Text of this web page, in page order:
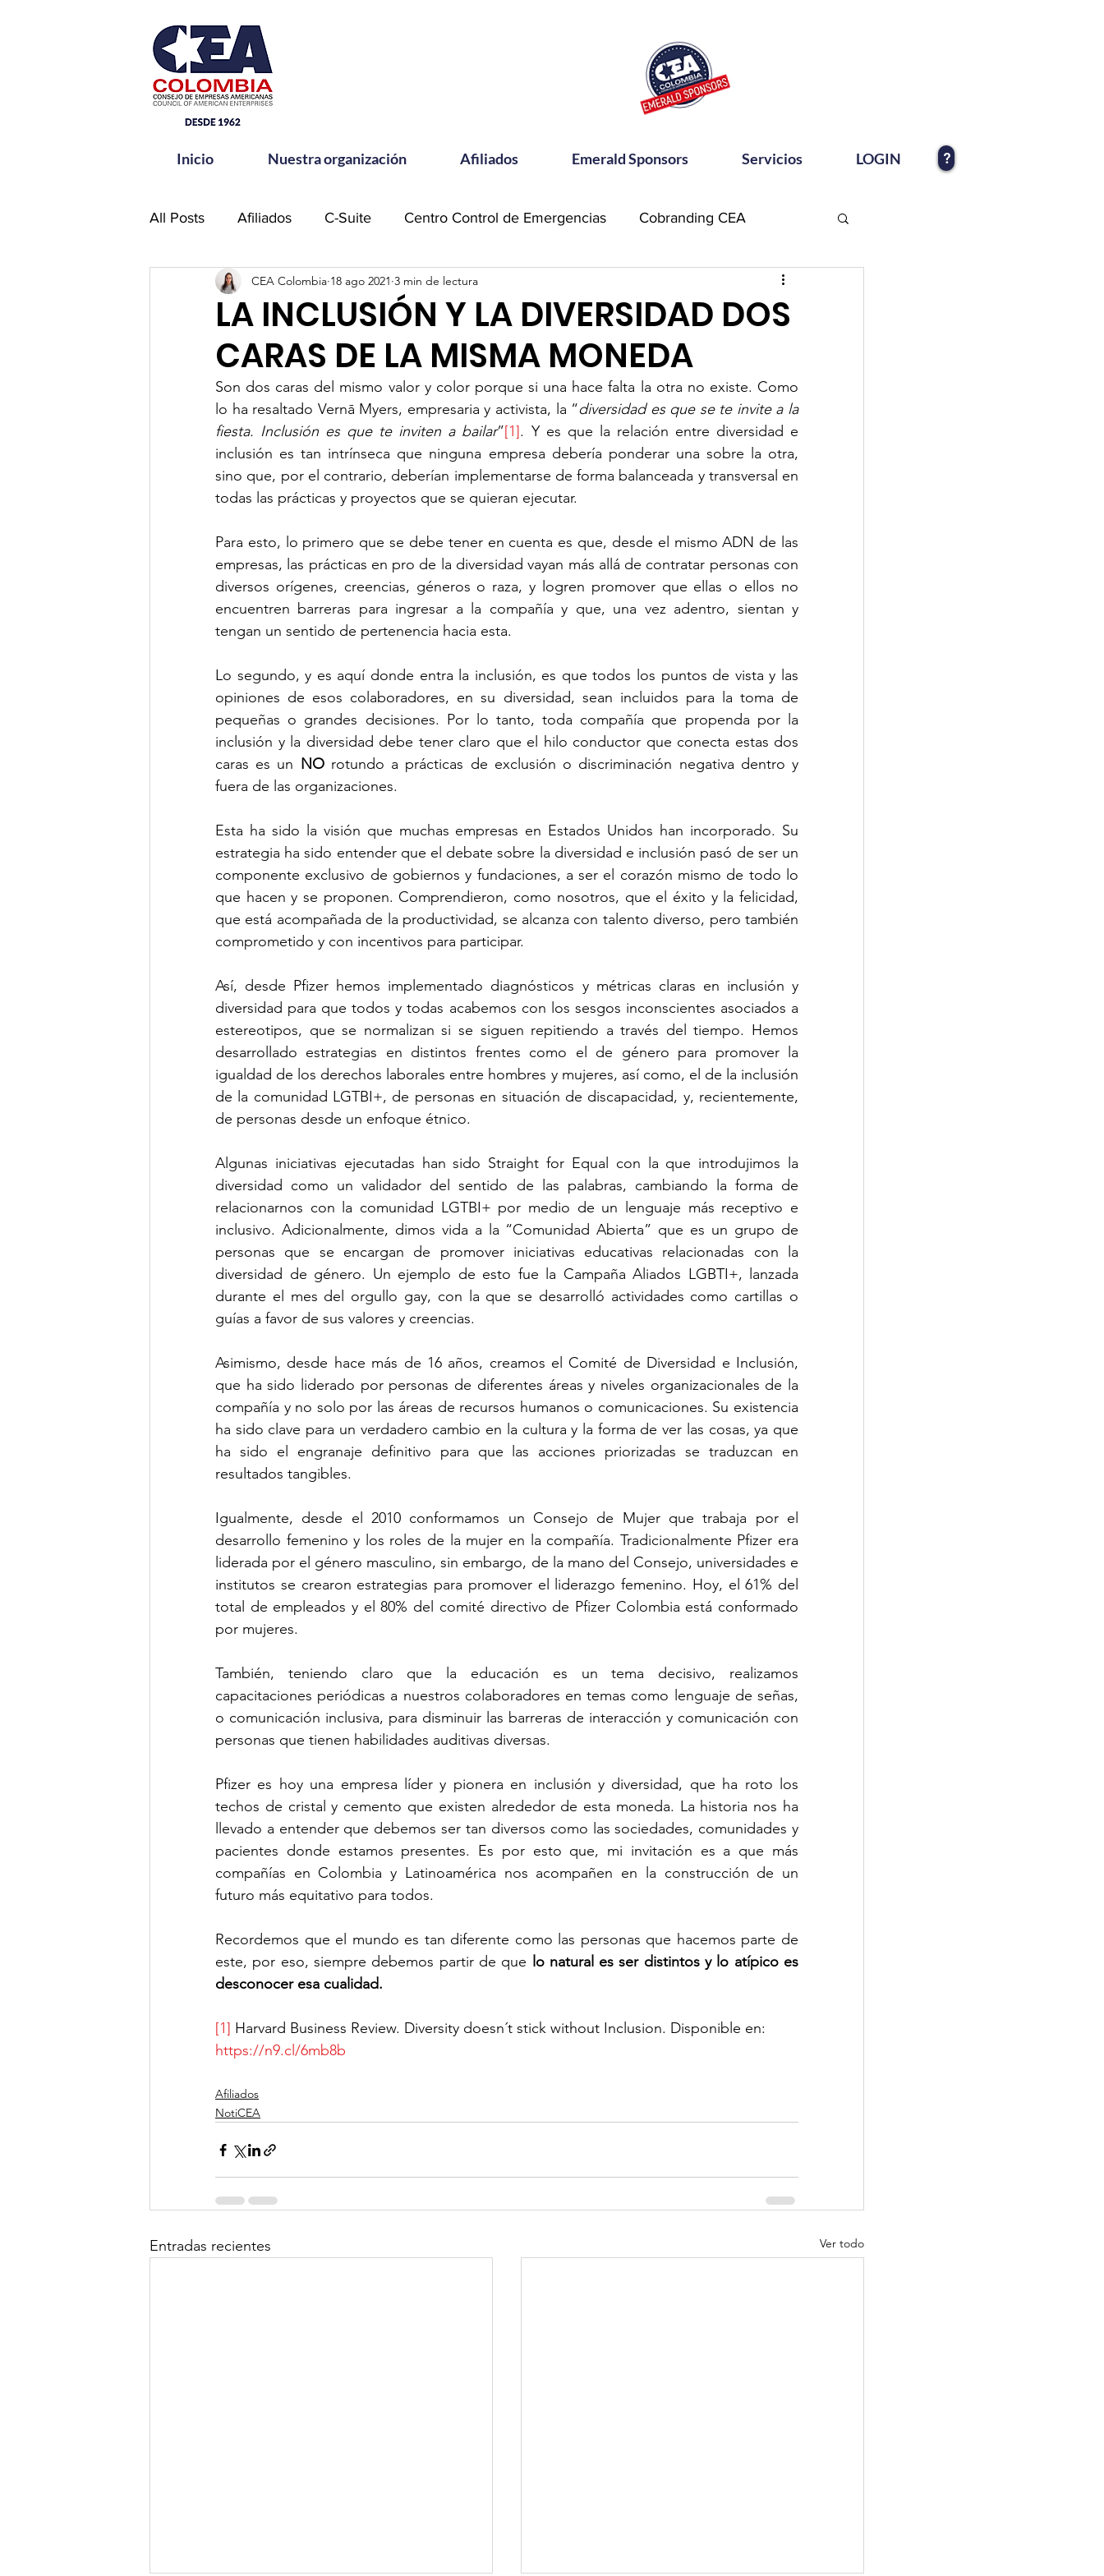
Inicio Nuestra organización Afiliados Emerald Sponsors Servicios LOGIN ?
All Posts Afiliados C-Suite Centro Control de Emergencias Cobranding CEA
Comité de Seguridad CEA-OSAC Community Meets
Hands for Change Networking CEA Power Talks Reconocimientos
Clima de Negocios Gestión de talento humano Sostenibilidad Seguridad Corporativa
OSAC NotiCEA
LA INCLUSIÓN Y LA DIVERSIDAD DOS
CARAS DE LA MISMA MONEDA
CEA Colombia 18 ago 2021 3 min de lectura
Son dos caras del mismo valor y color porque si una hace falta la otra no existe. Como
lo ha resaltado Vernā Myers, empresaria y activista, la “diversidad es que se te invite a la
fiesta. Inclusión es que te inviten a bailar”[1]. Y es que la relación entre diversidad e
inclusión es tan intrínseca que ninguna empresa debería ponderar una sobre la otra,
sino que, por el contrario, deberían implementarse de forma balanceada y transversal en
todas las prácticas y proyectos que se quieran ejecutar.
Para esto, lo primero que se debe tener en cuenta es que, desde el mismo ADN de las
empresas, las prácticas en pro de la diversidad vayan más allá de contratar personas con
diversos orígenes, creencias, géneros o raza, y logren promover que ellas o ellos no
encuentren barreras para ingresar a la compañía y que, una vez adentro, sientan y
tengan un sentido de pertenencia hacia esta.
Lo segundo, y es aquí donde entra la inclusión, es que todos los puntos de vista y las
opiniones de esos colaboradores, en su diversidad, sean incluidos para la toma de
pequeñas o grandes decisiones. Por lo tanto, toda compañía que propenda por la
inclusión y la diversidad debe tener claro que el hilo conductor que conecta estas dos
caras es un NO rotundo a prácticas de exclusión o discriminación negativa dentro y
fuera de las organizaciones.
Esta ha sido la visión que muchas empresas en Estados Unidos han incorporado. Su
estrategia ha sido entender que el debate sobre la diversidad e inclusión pasó de ser un
componente exclusivo de gobiernos y fundaciones, a ser el corazón mismo de todo lo
que hacen y se proponen. Comprendieron, como nosotros, que el éxito y la felicidad,
que está acompañada de la productividad, se alcanza con talento diverso, pero también
comprometido y con incentivos para participar.
Así, desde Pfizer hemos implementado diagnósticos y métricas claras en inclusión y
diversidad para que todos y todas acabemos con los sesgos inconscientes asociados a
estereotipos, que se normalizan si se siguen repitiendo a través del tiempo. Hemos
desarrollado estrategias en distintos frentes como el de género para promover la
igualdad de los derechos laborales entre hombres y mujeres, así como, el de la inclusión
de la comunidad LGTBI+, de personas en situación de discapacidad, y, recientemente,
de personas desde un enfoque étnico.
Algunas iniciativas ejecutadas han sido Straight for Equal con la que introdujimos la
diversidad como un validador del sentido de las palabras, cambiando la forma de
relacionarnos con la comunidad LGTBI+ por medio de un lenguaje más receptivo e
inclusivo. Adicionalmente, dimos vida a la “Comunidad Abierta” que es un grupo de
personas que se encargan de promover iniciativas educativas relacionadas con la
diversidad de género. Un ejemplo de esto fue la Campaña Aliados LGBTI+, lanzada
durante el mes del orgullo gay, con la que se desarrolló actividades como cartillas o
guías a favor de sus valores y creencias.
Asimismo, desde hace más de 16 años, creamos el Comité de Diversidad e Inclusión,
que ha sido liderado por personas de diferentes áreas y niveles organizacionales de la
compañía y no solo por las áreas de recursos humanos o comunicaciones. Su existencia
ha sido clave para un verdadero cambio en la cultura y la forma de ver las cosas, ya que
ha sido el engranaje definitivo para que las acciones priorizadas se traduzcan en
resultados tangibles.
Igualmente, desde el 2010 conformamos un Consejo de Mujer que trabaja por el
desarrollo femenino y los roles de la mujer en la compañía. Tradicionalmente Pfizer era
liderada por el género masculino, sin embargo, de la mano del Consejo, universidades e
institutos se crearon estrategias para promover el liderazgo femenino. Hoy, el 61% del
total de empleados y el 80% del comité directivo de Pfizer Colombia está conformado
por mujeres.
También, teniendo claro que la educación es un tema decisivo, realizamos
capacitaciones periódicas a nuestros colaboradores en temas como lenguaje de señas,
o comunicación inclusiva, para disminuir las barreras de interacción y comunicación con
personas que tienen habilidades auditivas diversas.
Pfizer es hoy una empresa líder y pionera en inclusión y diversidad, que ha roto los
techos de cristal y cemento que existen alrededor de esta moneda. La historia nos ha
llevado a entender que debemos ser tan diversos como las sociedades, comunidades y
pacientes donde estamos presentes. Es por esto que, mi invitación es a que más
compañías en Colombia y Latinoamérica nos acompañen en la construcción de un
futuro más equitativo para todos.
Recordemos que el mundo es tan diferente como las personas que hacemos parte de
este, por eso, siempre debemos partir de que lo natural es ser distintos y lo atípico es
desconocer esa cualidad.
[1] Harvard Business Review. Diversity doesn´t stick without Inclusion. Disponible en:
https://n9.cl/6mb8b
Afiliados
NotiCEA
Entradas recientes Ver todo